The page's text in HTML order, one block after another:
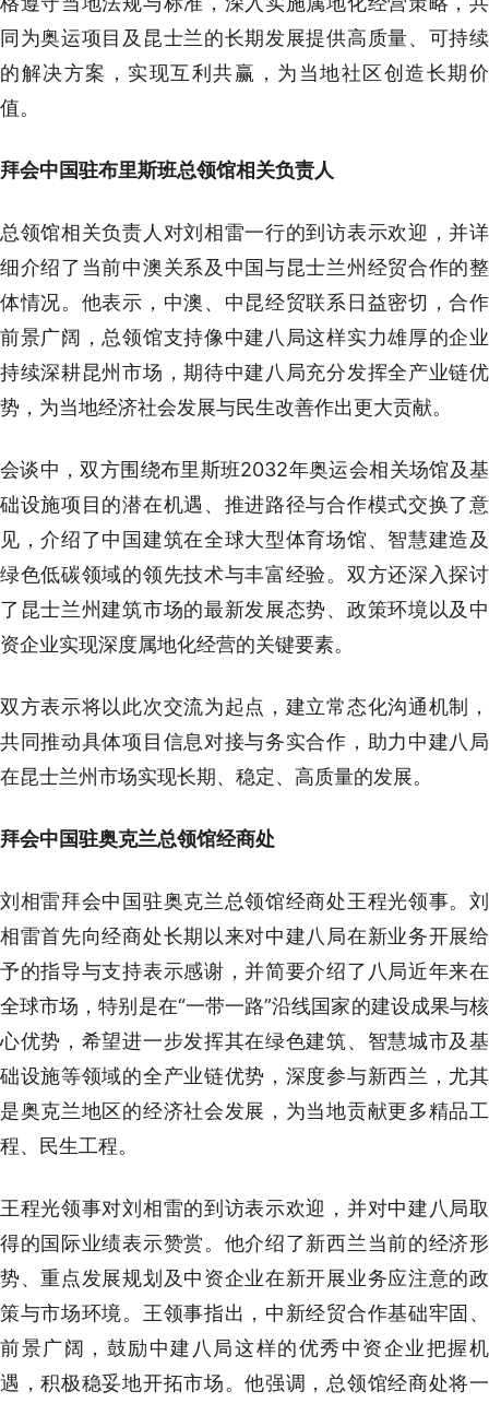
同为奥运项目及昆士兰的长期发展提供高质量、可持续
的解决方案，实现互利共赢，为当地社区创造长期价
值。
拜会中国驻布里斯班总领馆相关负责人
总领馆相关负责人对刘相雷一行的到访表示欢迎，并详
细介绍了当前中澳关系及中国与昆士兰州经贸合作的整
体情况。他表示，中澳、中昆经贸联系日益密切，合作
前景广阔，总领馆支持像中建八局这样实力雄厚的企业
持续深耕昆州市场，期待中建八局充分发挥全产业链优
势，为当地经济社会发展与民生改善作出更大贡献。
会谈中，双方围绕布里斯班2032年奥运会相关场馆及基
础设施项目的潜在机遇、推进路径与合作模式交换了意
见，介绍了中国建筑在全球大型体育场馆、智慧建造及
绿色低碳领域的领先技术与丰富经验。双方还深入探讨
了昆士兰州建筑市场的最新发展态势、政策环境以及中
资企业实现深度属地化经营的关键要素。
双方表示将以此次交流为起点，建立常态化沟通机制，
共同推动具体项目信息对接与务实合作，助力中建八局
在昆士兰州市场实现长期、稳定、高质量的发展。
拜会中国驻奥克兰总领馆经商处
刘相雷拜会中国驻奥克兰总领馆经商处王程光领事。刘
相雷首先向经商处长期以来对中建八局在新业务开展给
予的指导与支持表示感谢，并简要介绍了八局近年来在
全球市场，特别是在“一带一路”沿线国家的建设成果与核
心优势，希望进一步发挥其在绿色建筑、智慧城市及基
础设施等领域的全产业链优势，深度参与新西兰，尤其
是奥克兰地区的经济社会发展，为当地贡献更多精品工
程、民生工程。
王程光领事对刘相雷的到访表示欢迎，并对中建八局取
得的国际业绩表示赞赏。他介绍了新西兰当前的经济形
势、重点发展规划及中资企业在新开展业务应注意的政
策与市场环境。王领事指出，中新经贸合作基础牢固、
前景广阔，鼓励中建八局这样的优秀中资企业把握机
遇，积极稳妥地开拓市场。他强调，总领馆经商处将一